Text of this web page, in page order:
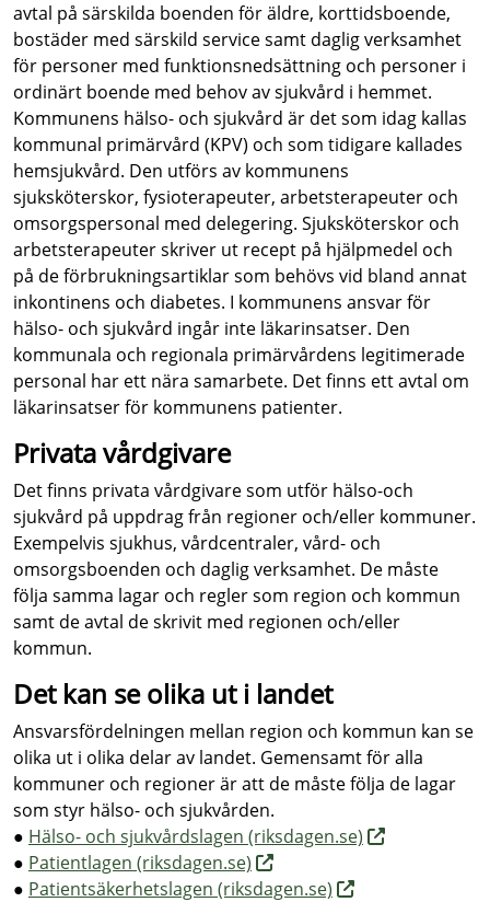
avtal på särskilda boenden för äldre, korttidsboende,
bostäder med särskild service samt daglig verksamhet
för personer med funktionsnedsättning och personer i
ordinärt boende med behov av sjukvård i hemmet.
Kommunens hälso- och sjukvård är det som idag kallas
kommunal primärvård (KPV) och som tidigare kallades
hemsjukvård. Den utförs av kommunens
sjuksköterskor, fysioterapeuter, arbetsterapeuter och
omsorgspersonal med delegering. Sjuksköterskor och
arbetsterapeuter skriver ut recept på hjälpmedel och
på de förbrukningsartiklar som behövs vid bland annat
inkontinens och diabetes. I kommunens ansvar för
hälso- och sjukvård ingår inte läkarinsatser. Den
kommunala och regionala primärvårdens legitimerade
personal har ett nära samarbete. Det finns ett avtal om
läkarinsatser för kommunens patienter.
Privata vårdgivare
Det finns privata vårdgivare som utför hälso-och
sjukvård på uppdrag från regioner och/eller kommuner.
Exempelvis sjukhus, vårdcentraler, vård- och
omsorgsboenden och daglig verksamhet. De måste
följa samma lagar och regler som region och kommun
samt de avtal de skrivit med regionen och/eller
kommun.
Det kan se olika ut i landet
Ansvarsfördelningen mellan region och kommun kan se
olika ut i olika delar av landet. Gemensamt för alla
kommuner och regioner är att de måste följa de lagar
som styr hälso- och sjukvården.
● Hälso- och sjukvårdslagen (riksdagen.se)
● Patientlagen (riksdagen.se)
● Patientsäkerhetslagen (riksdagen.se)